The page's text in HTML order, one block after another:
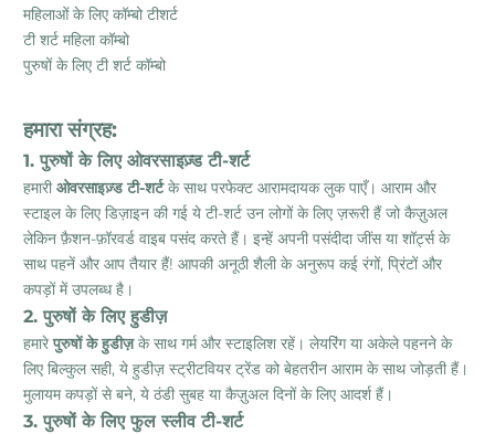
महिलाओं के लिए कॉम्बो टीशर्ट
टी शर्ट महिला कॉम्बो
पुरुषों के लिए टी शर्ट कॉम्बो
हमारा संग्रह:
1. पुरुषों के लिए ओवरसाइज़्ड टी-शर्ट
हमारीओवरसाइज़्ड टी-शर्टके साथ परफेक्ट आरामदायक लुक पाएँ। आराम और
स्टाइल के लिए डिज़ाइन की गई ये टी-शर्ट उन लोगों के लिए ज़रूरी हैं जो कैज़ुअल
लेकिन फ़ैशन-फ़ॉरवर्ड वाइब पसंद करते हैं। इन्हें अपनी पसंदीदा जींस या शॉर्ट्स के
साथ पहनें और आप तैयार हैं! आपकी अनूठी शैली के अनुरूप कई रंगों, प्रिंटों और
कपड़ों में उपलब्ध है।
2. पुरुषों के लिए हुडीज़
हमारे पुरुषों के हुडीज़के साथ गर्म और स्टाइलिश रहें। लेयरिंग या अकेले पहनने के
लिए बिल्कुल सही, ये हुडीज़ स्ट्रीटवियर ट्रेंड को बेहतरीन आराम के साथ जोड़ती हैं।
मुलायम कपड़ों से बने, ये ठंडी सुबह या कैज़ुअल दिनों के लिए आदर्श हैं।
3. पुरुषों के लिए फुल स्लीव टी-शर्ट